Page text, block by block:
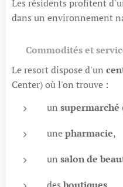
Les résidents profitent
dans un environnement
Commodités et
Le resort dispose d'un
Center) où l'on trouve :
un supermarché
unepharmacie,
un salon de
des boutiques